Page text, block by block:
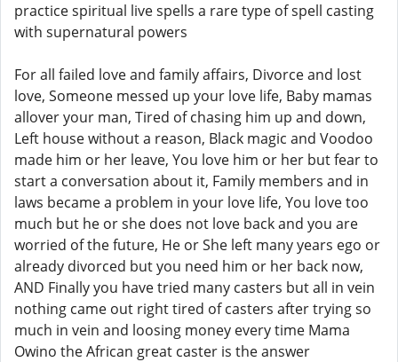
practice spiritual live spells a rare type of spell casting
with supernatural powers
For all failed love and family affairs, Divorce and lost
love, Someone messed up your love life, Baby mamas
allover your man, Tired of chasing him up and down,
Left house without a reason, Black magic and Voodoo
made him or her leave, You love him or her but fear to
start a conversation about it, Family members and in
laws became a problem in your love life, You love too
much but he or she does not love back and you are
worried of the future, He or She left many years ego or
already divorced but you need him or her back now,
AND Finally you have tried many casters but all in vein
nothing came out right tired of casters after trying so
much in vein and loosing money every time Mama
Owino the African great caster is the answer